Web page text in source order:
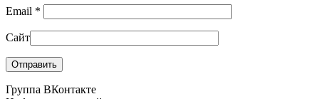
Email *
Сайт
Группа ВКонтакте